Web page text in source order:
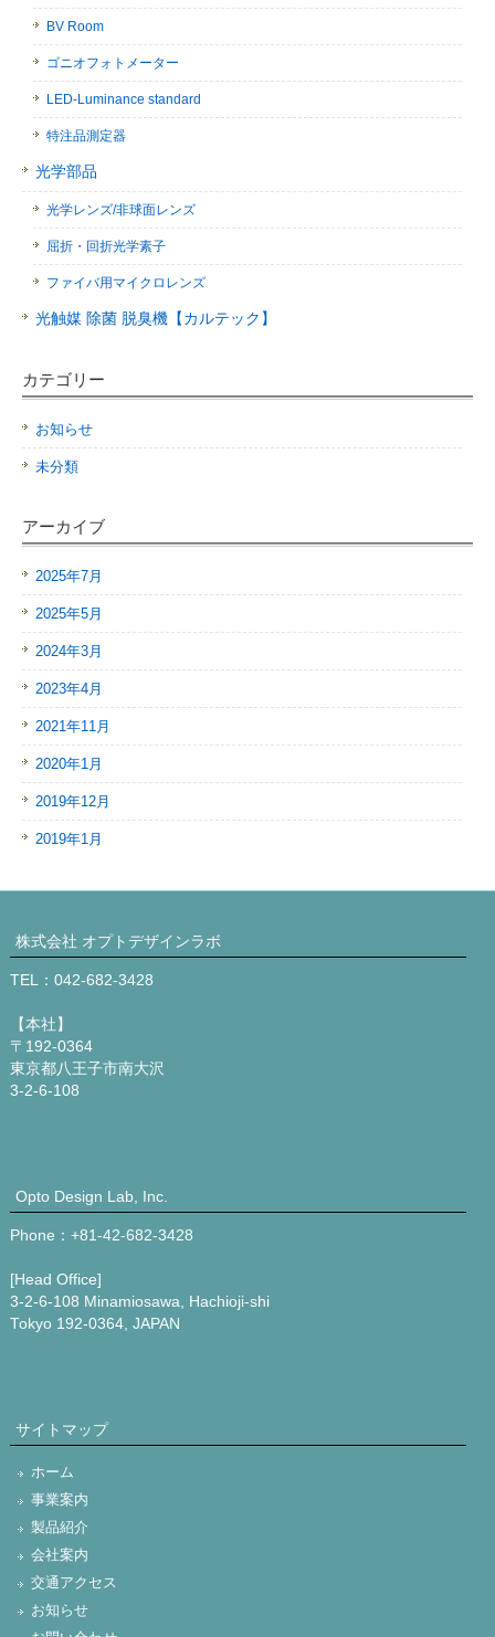
BV Room
ゴニオフォトメーター
LED-Luminance standard
特注品測定器
光学部品
光学レンズ/非球面レンズ
屈折・回折光学素子
ファイバ用マイクロレンズ
光触媒 除菌 脱臭機【カルテック】
カテゴリー
お知らせ
未分類
アーカイブ
2025年7月
2025年5月
2024年3月
2023年4月
2021年11月
2020年1月
2019年12月
2019年1月
株式会社 オプトデザインラボ
TEL：042-682-3428
【本社】
〒192-0364
東京都八王子市南大沢
3-2-6-108
Opto Design Lab, Inc.
Phone：+81-42-682-3428
[Head Office]
3-2-6-108 Minamiosawa, Hachioji-shi
Tokyo 192-0364, JAPAN
サイトマップ
ホーム
事業案内
製品紹介
会社案内
交通アクセス
お知らせ